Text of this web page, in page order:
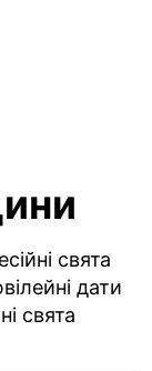
свята
дати
свята